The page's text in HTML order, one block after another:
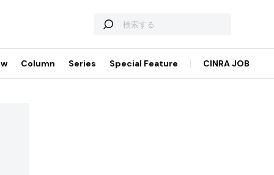
Column Series Special Feature CINRA JOB